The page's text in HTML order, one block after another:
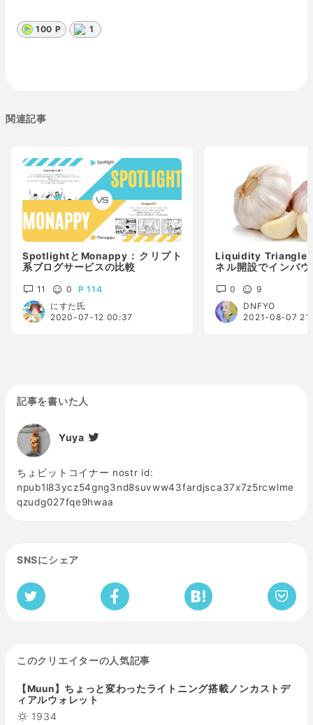
100 P 1
関連記事
SpotlightとMonappy：クリプト
系ブログサービスの比較
11 0
114
にすた氏
2020-07-12 00:37
Liquidity Triangle
ネル開設でインバ
0
9
DNFYO
2021-08-07
記事を書いた人
Yuya
ちょビットコイナー nostr id:
npub1l83ycz54gng3nd8suvww43fardjsca37x7z5rcwlme
qzudg027fqe9hwaa
SNSにシェア
このクリエイターの人気記事
【Muun】ちょっと変わったライトニング搭載ノンカストデ
ィアルウォレット
1934